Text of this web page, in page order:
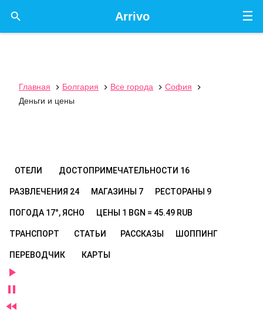
☰
Arrivo

Главная  Болгария  Все города  София

Деньги и цены
ОТЕЛИ ДОСТОПРИМЕЧАТЕЛЬНОСТИ 16
РАЗВЛЕЧЕНИЯ 24 МАГАЗИНЫ 7 РЕСТОРАНЫ 9
ПОГОДА 17°, ЯСНО ЦЕНЫ 1 BGN = 45.49 RUB
ТРАНСПОРТ СТАТЬИ РАССКАЗЫ ШОППИНГ
ПЕРЕВОДЧИК КАРТЫ


